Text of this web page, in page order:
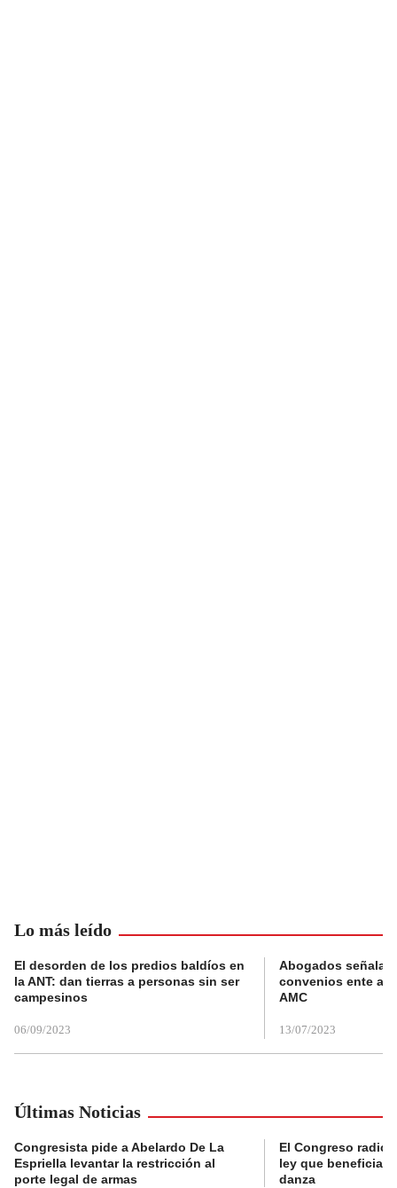
Lo más leído
El desorden de los predios baldíos en
la ANT: dan tierras a personas sin ser
campesinos
06/09/2023
Abogados
convenios ente
AMC
13/07/2023
Últimas Noticias
Congresista pide a Abelardo De La
Espriella levantar la restricción al
porte legal de armas
El Congreso
ley que beneficia
danza